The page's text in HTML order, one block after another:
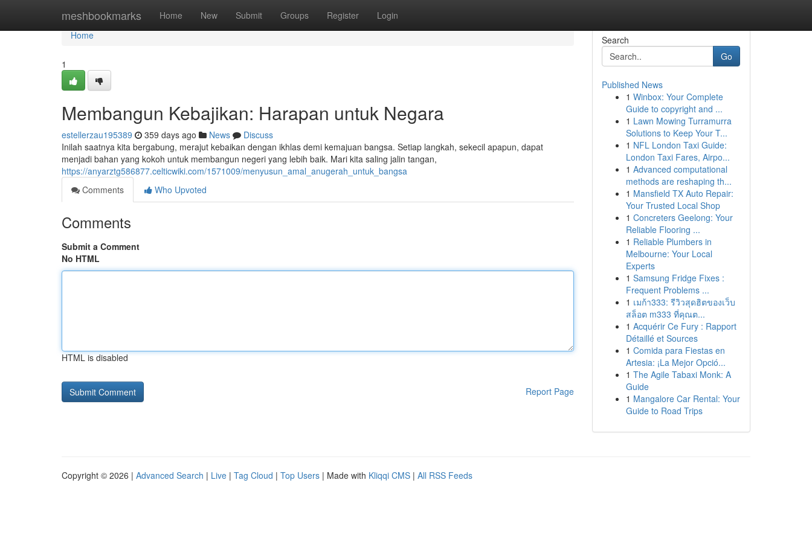
meshbookmarks Home New Submit Groups Register Login
Home
Home
1
Membangun Kebajikan: Harapan untuk Negara
estellerzau195389 359 days ago News
Discuss
Inilah saatnya kita bergabung, merajut kebaikan dengan ikhlas demi kemajuan bangsa. Setiap langkah, sekecil apapun, dapat
menjadi bahan yang kokoh untuk membangun negeri yang lebih baik. Mari kita saling jalin tangan,
https://anyarztg586877.celticwiki.com/1571009/menyusun_amal_anugerah_untuk_bangsa
Comments
Who Upvoted
Comments
Submit a Comment
No HTML
HTML is disabled
Report Page
Search
Go
Published News
1 Winbox: Your Complete
Guide to copyright and ...
1 Lawn Mowing Turramurra
Solutions to Keep Your T...
1 NFL London Taxi Guide:
London Taxi Fares, Airpo...
1 Advanced computational
methods are reshaping th...
1 Mansfield TX Auto Repair:
Your Trusted Local Shop
1 Concreters Geelong: Your
Reliable Flooring ...
1 Reliable Plumbers in
Melbourne: Your Local
Experts
1 Samsung Fridge Fixes :
Frequent Problems ...
1 เมก้า333: รีวิวสุดฮิตของเว็บ
สล็อต m333 ที่คุณต...
1 Acquérir Ce Fury : Rapport
Détaillé et Sources
1 Comida para Fiestas en
Artesia: ¡La Mejor Opció...
1 The Agile Tabaxi Monk: A
Guide
1 Mangalore Car Rental: Your
Guide to Road Trips
Copyright © 2026 | Advanced Search | Live | Tag Cloud | Top Users | Made with Kliqqi CMS | All RSS Feeds